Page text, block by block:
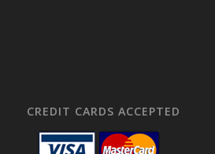
CREDIT CARDS ACCEPTED